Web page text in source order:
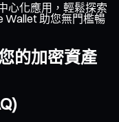
心化應用，輕鬆探索
Wallet 助您無門檻暢
的加密資產